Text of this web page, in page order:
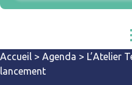
Accueil > Agenda > L’Atelier
lancement